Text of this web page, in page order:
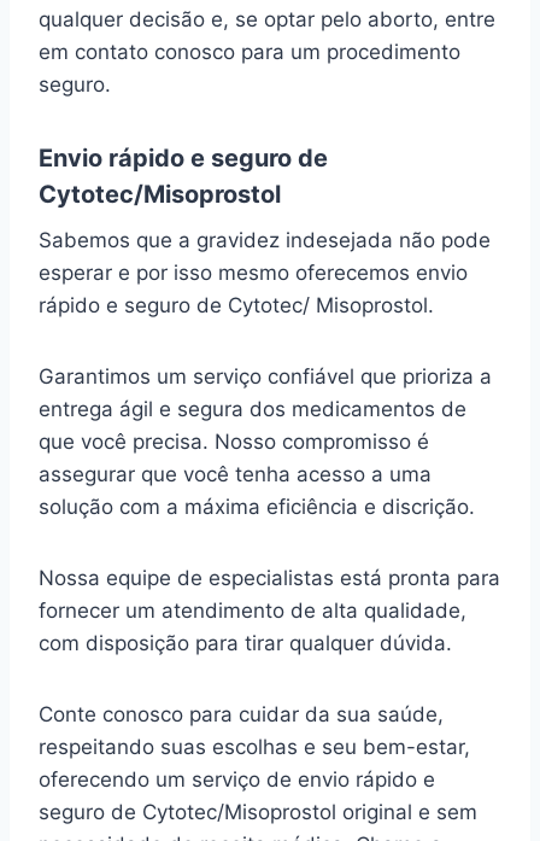
qualquer decisão e, se optar pelo aborto, entre
em contato conosco para um procedimento
seguro.
Envio rápido e seguro de
Cytotec/Misoprostol
Sabemos que a gravidez indesejada não pode
esperar e por isso mesmo oferecemos envio
rápido e seguro de Cytotec/ Misoprostol.
Garantimos um serviço confiável que prioriza a
entrega ágil e segura dos medicamentos de
que você precisa. Nosso compromisso é
assegurar que você tenha acesso a uma
solução com a máxima eficiência e discrição.
Nossa equipe de especialistas está pronta para
fornecer um atendimento de alta qualidade,
com disposição para tirar qualquer dúvida.
Conte conosco para cuidar da sua saúde,
respeitando suas escolhas e seu bem-estar,
oferecendo um serviço de envio rápido e
seguro de Cytotec/Misoprostol original e sem